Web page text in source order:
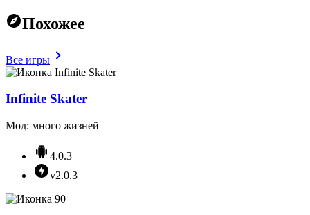
Похожее
Все игры
Infinite Skater
Мод: много жизней
4.0.3
v2.0.3